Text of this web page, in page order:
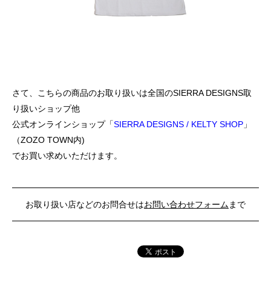
さて、こちらの商品のお取り扱いは全国のSIERRA DESIGNS取
り扱いショップ他
公式オンラインショップ「SIERRA DESIGNS / KELTY SHOP 」
（ZOZO TOWN内)
でお買い求めいただけます。
お取り扱い店などのお問合せはお問い合わせフォーム まで